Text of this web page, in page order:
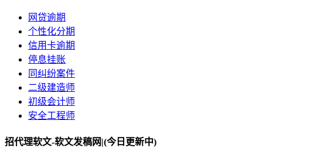
网贷逾期
个性化分期
信用卡逾期
停息挂账
同纠纷案件
二级建造师
初级会计师
安全工程师
招代理软文-软文发稿网|(今日更新中)